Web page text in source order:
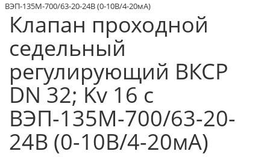
ВЭП-135М-700/63-20-24В (0-10В/4-20мА)
Клапан проходной
седельный
регулирующий ВКСР
DN 32; Kv 16 с
ВЭП-135М-700/63-20-
24В (0-10В/4-20мА)